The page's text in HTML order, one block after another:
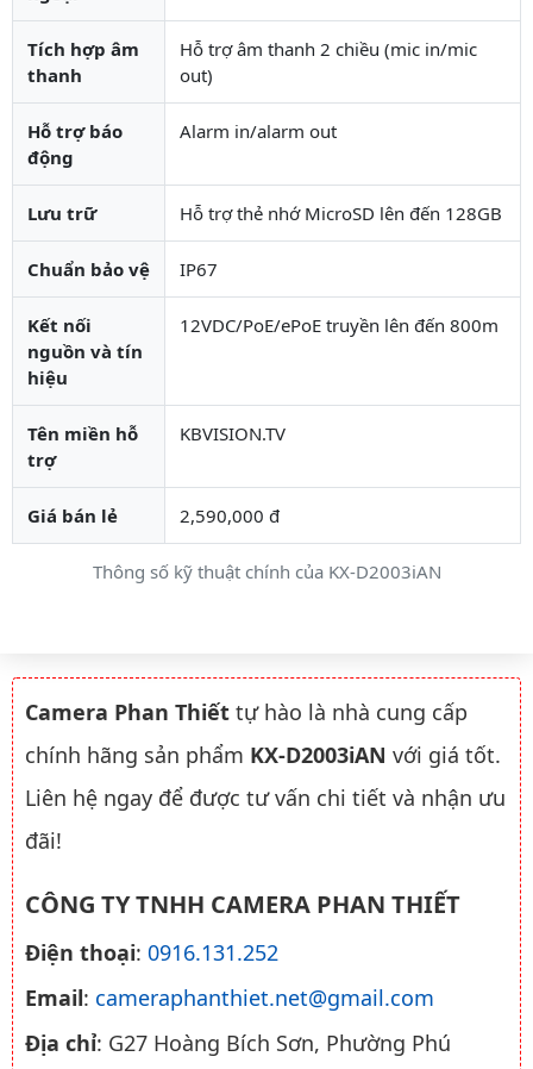
Thông số kỹ thuật chính của KX-D2003iAN
Tích hợp âm
thanh
Hỗ trợ âm thanh 2 chiều (mic in/mic
out)
Hỗ trợ báo
động
Alarm in/alarm out
Lưu trữ Hỗ trợ thẻ nhớ MicroSD lên đến 128GB
Chuẩn bảo vệ IP67
Kết nối
nguồn và tín
hiệu
12VDC/PoE/ePoE truyền lên đến 800m
Tên miền hỗ
trợ
KBVISION.TV
Giá bán lẻ 2,590,000 đ
Camera Phan Thiết tự hào là nhà cung cấp
chính hãng sản phẩm KX-D2003iAN với giá tốt.
Liên hệ ngay để được tư vấn chi tiết và nhận ưu
đãi!
CÔNG TY TNHH CAMERA PHAN THIẾT
Điện thoại: 0916.131.252
Email: cameraphanthiet.net@gmail.com
Địa chỉ: G27 Hoàng Bích Sơn, Phường Phú